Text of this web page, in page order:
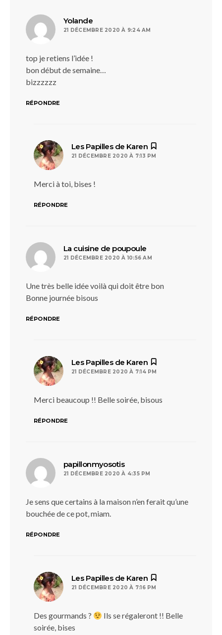
Yolande
21 DÉCEMBRE 2020 À 9:24 AM
top je retiens l’idée !
bon début de semaine…
bizzzzzz
RÉPONDRE
Les Papilles de Karen
21 DÉCEMBRE 2020 À 7:13 PM
Merci à toi, bises !
RÉPONDRE
La cuisine de poupoule
21 DÉCEMBRE 2020 À 10:56 AM
Une très belle idée voilà qui doit être bon
Bonne journée bisous
RÉPONDRE
Les Papilles de Karen
21 DÉCEMBRE 2020 À 7:14 PM
Merci beaucoup !! Belle soirée, bisous
RÉPONDRE
papillonmyosotisdit :
21 DÉCEMBRE 2020 À 4:35 PM
Je sens que certains à la maison n’en ferait qu’une
bouchée de ce pot, miam.
RÉPONDRE
Les Papilles de Karen
21 DÉCEMBRE 2020 À 7:16 PM
Des gourmands ?
Ils se régaleront !! Belle
soirée, bises